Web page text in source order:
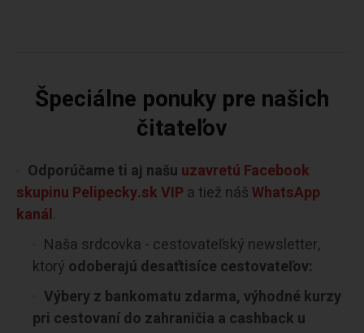
Špeciálne ponuky pre našich
čitateľov
Odporúčame ti aj našu uzavretú Facebook
skupinu Pelipecky.sk VIP a tiež nášWhatsApp
kanál.
Naša srdcovka - cestovateľský newsletter,
ktorý odoberajú desaťtisíce cestovateľov:
Výbery z bankomatu zdarma, výhodné kurzy
pri cestovaní do zahraničia a cashback u